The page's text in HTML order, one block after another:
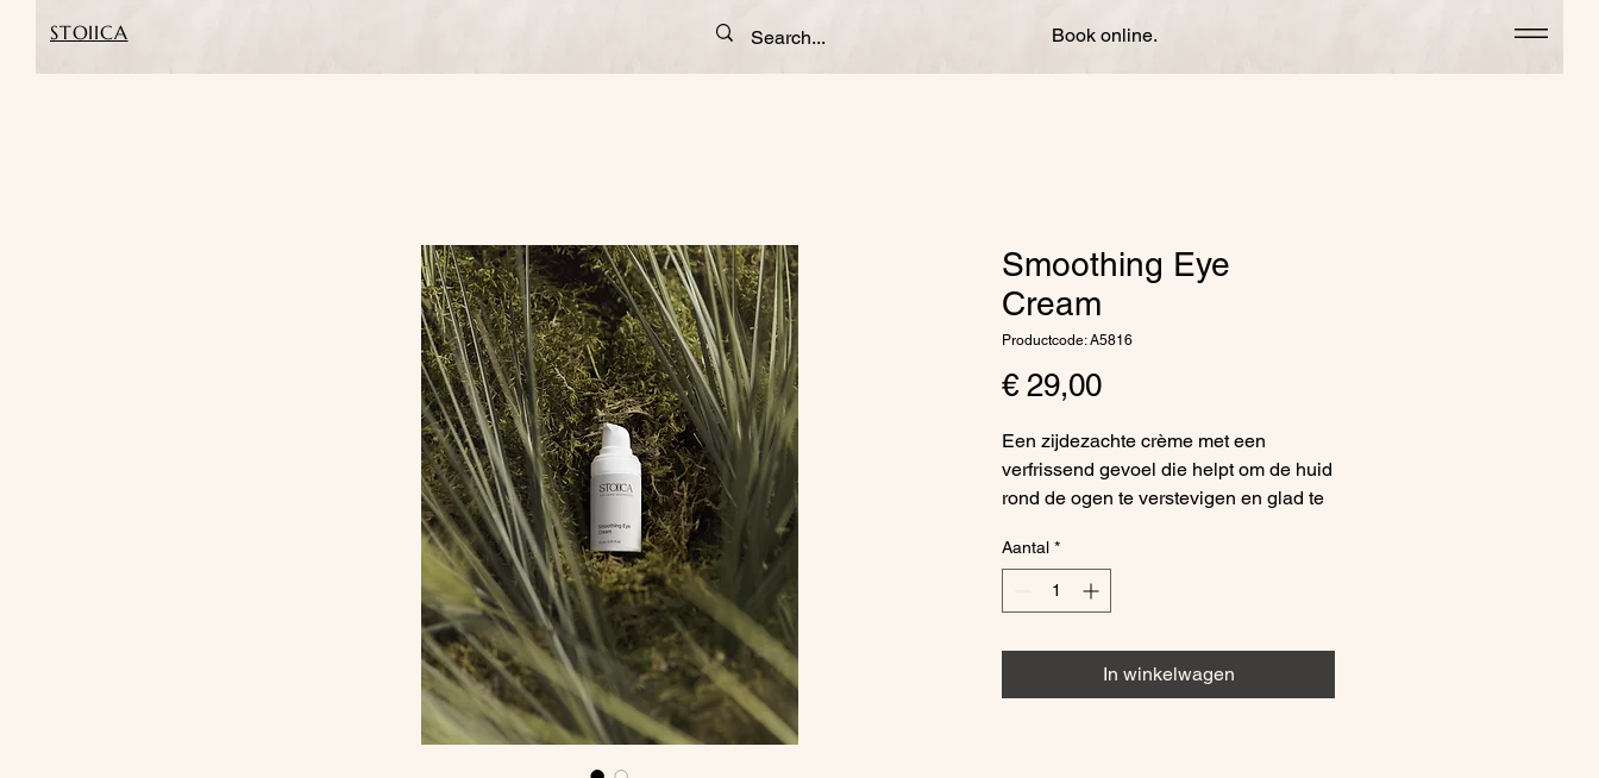
STOIICA Book online.
Smoothing Eye
Cream
Productcode: A5816
€ 29,00Prijs
Een zijdezachte crème met een
verfrissend gevoel die helpt om de huid
rond de ogen te verstevigen en glad te
beschermende barrière op de huid,
helpen vochtverlies te voorkomen en
verbeteren de stevigheid en elasticiteit.
en jeugdiger uit.
Aantal *
In winkelwagen